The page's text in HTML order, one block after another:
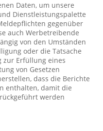
Daten, um unsere
Dienstleistungspalette
gegenüber
auch Werbetreibende
von den Umständen
oder die Tatsache
zur Erfüllung eines
von Gesetzen
dass die Berichte
enthalten, damit die
werden